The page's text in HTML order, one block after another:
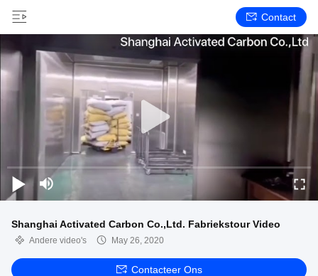
Contact
Shanghai Activated Carbon Co.,Ltd. Fabriekstour Video
Andere video's May 26, 2020
Contacteer Ons